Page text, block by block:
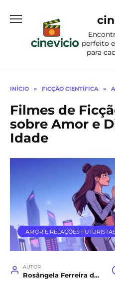
para
conteúdo
perfeito
para
INÍCIO » FICÇÃO CIENTÍFICA »
Filmes de
sobre Amor e
Idade
AMOR E RELAÇÕES
AUTOR
Rosângela Ferreira da Costa